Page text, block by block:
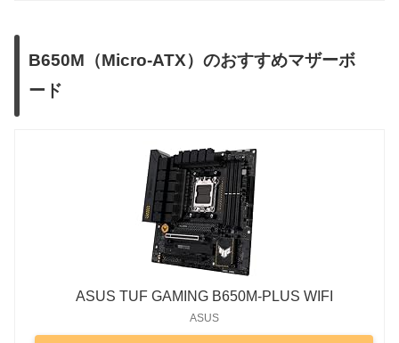
B650M（Micro-ATX）のおすすめマザーボ
ード
ASUS TUF GAMING B650M-PLUS WIFI
ASUS